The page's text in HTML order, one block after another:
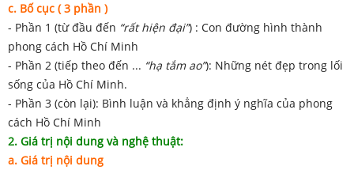
c. Bố cục ( 3 phần )
- Phần 1 (từ đầu đến “rất hiện đại”) : Con đường hình thành
phong cách Hồ Chí Minh
- Phần 2 (tiếp theo đến ... “hạ tắm ao”): Những nét đẹp trong lối
sống của Hồ Chí Minh.
- Phần 3 (còn lại): Bình luận và khẳng định ý nghĩa của phong
cách Hồ Chí Minh
2. Giá trị nội dung và nghệ thuật:
a. Giá trị nội dung